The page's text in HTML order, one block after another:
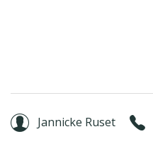
Jannicke Ruset